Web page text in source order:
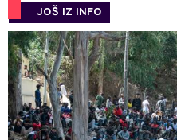
JOŠ IZ INFO